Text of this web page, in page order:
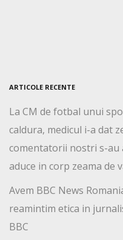
ARTICOLE RECENTE
La CM de fotbal unui
caldura, medicul i-a dat
comentatorii nostri s-au
aduce in corp zeama de
Avem BBC News
reamintim etica in
BBC